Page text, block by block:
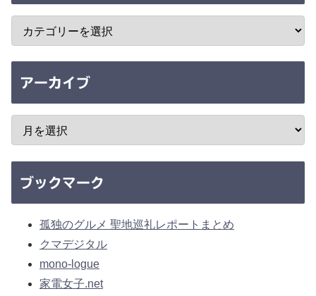
アーカイブ
ブックマーク
孤独のグルメ 聖地巡礼レポートまとめ
クマデジタル
mono-logue
家電女子.net